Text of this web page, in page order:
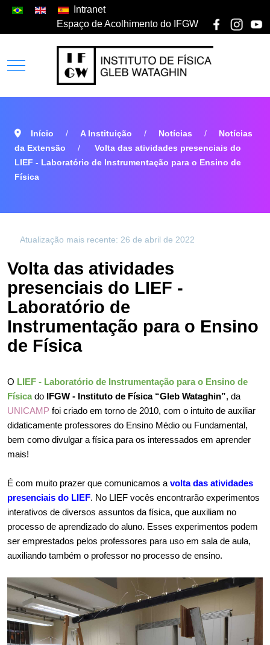
Intranet
Espaço de Acolhimento do IFGW
Início A Instituição Notícias
Notícias
da Extensão
Volta das atividades presenciais do
LIEF - Laboratório de Instrumentação para o Ensino de
Física
Atualização mais recente: 26 de abril de 2022
Volta das atividades
presenciais do LIEF -
Laboratório de
Instrumentação para o Ensino
de Física
O LIEF - Laboratório de Instrumentação para o Ensino de
Física do IFGW - Instituto de Física “Gleb Wataghin”
UNICAMP foi criado em torno de 2010, com o intuito de auxiliar
didaticamente professores do Ensino Médio ou Fundamental,
bem como divulgar a física para os interessados em aprender
mais!
É com muito prazer que comunicamos a volta das atividades
presenciais do LIEF. No LIEF vocês encontrarão experimentos
interativos de diversos assuntos da física, que auxiliam no
processo de aprendizado do aluno. Esses experimentos podem
ser emprestados pelos professores para uso em sala de aula,
auxiliando também o professor no processo de ensino.